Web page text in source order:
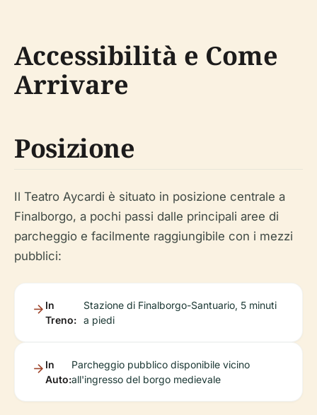
Accessibilità e Come
Arrivare
Posizione
Il Teatro Aycardi è situato in posizione centrale a
Finalborgo, a pochi passi dalle principali aree di
parcheggio e facilmente raggiungibile con i mezzi
pubblici:
In
Treno:
Stazione di Finalborgo-Santuario, 5 minuti
a piedi
In
Auto:
Parcheggio pubblico disponibile vicino
all'ingresso del borgo medievale